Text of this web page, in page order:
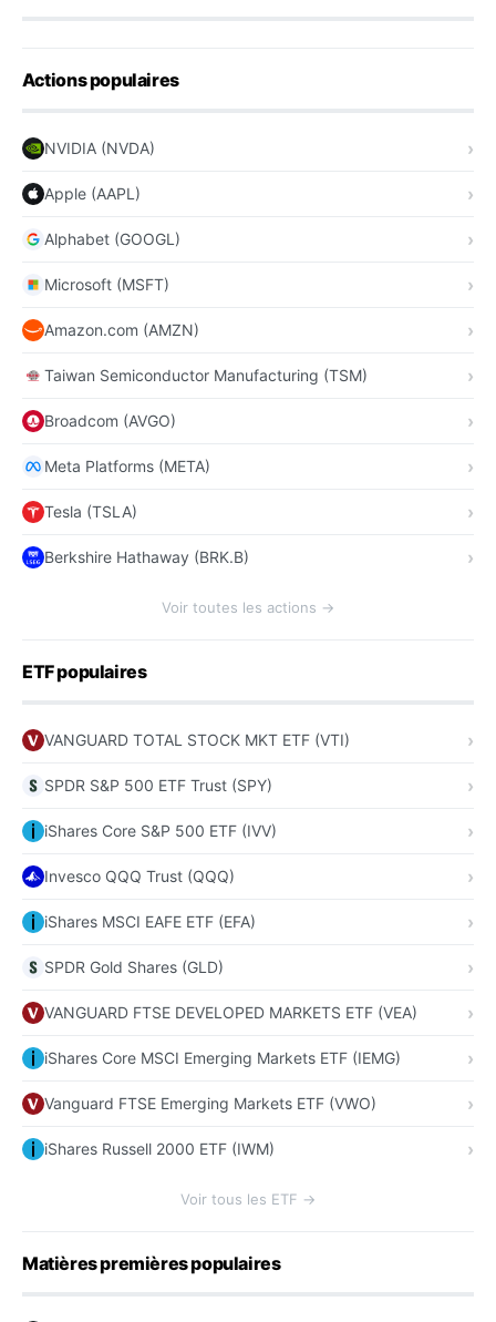
Actions populaires
NVIDIA (NVDA)
Apple (AAPL)
Alphabet (GOOGL)
Microsoft (MSFT)
Amazon.com (AMZN)
Taiwan Semiconductor Manufacturing (TSM)
Broadcom (AVGO)
Meta Platforms (META)
Tesla (TSLA)
Berkshire Hathaway (BRK.B)
Voir toutes les actions →
ETF populaires
VANGUARD TOTAL STOCK MKT ETF (VTI)
SPDR S&P 500 ETF Trust (SPY)
iShares Core S&P 500 ETF (IVV)
Invesco QQQ Trust (QQQ)
iShares MSCI EAFE ETF (EFA)
SPDR Gold Shares (GLD)
VANGUARD FTSE DEVELOPED MARKETS ETF (VEA)
iShares Core MSCI Emerging Markets ETF (IEMG)
Vanguard FTSE Emerging Markets ETF (VWO)
iShares Russell 2000 ETF (IWM)
Voir tous les ETF →
Matières premières populaires